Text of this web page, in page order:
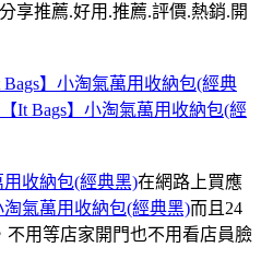
享推薦.好用.推薦.評價.熱銷.開
Bags】小淘氣萬用收納包(經典
【It Bags】小淘氣萬用收納包(經
用收納包(經典黑)在網路上買應
淘氣萬用收納包(經典黑)而且24
用等店家開門也不用看店員臉